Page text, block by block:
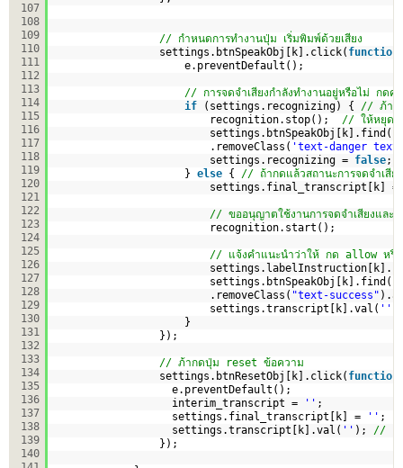
107
108
109
110
111
112
113
114
115
116
117
118
119
120
121
122
123
124
125
126
127
128
129
130
131
132
133
134
135
136
137
138
139
140
// กำหนดการทำงานปุ่ม เริ่มพิมพ์ด้วยเสียง
settings.btnSpeakObj[k].click( function
e.preventDefault();
// การจดจำเสียงกำลังทำงานอยู่หรือไม่ กดค
if
(settings.recognizing) { // ภ้าทำ
recognition.stop(); // ให้หยุดกา
settings.btnSpeakObj[k].find(
.removeClass( 'text-danger
settings.recognizing = false
} else { // ถ้ากดแล้วสถานะการจดจำเสีย
settings.final_transcript[k]
// ขออนุญาตใช้งานการจดจำเสียงและเ
recognition.start();
// แจ้งคำแนะนำว่าให้ กด allow หรือ
settings.btnSpeakObj[k].find(
.removeClass( "text-success"
settings.transcript[k].val( ''
}
});
// ภ้ากดปุ่ม reset ข้อความ
settings.btnResetObj[k].click( function
e.preventDefault();
interim_transcript =
'' ;
settings.final_transcript[k] =
'' ;
settings.transcript[k].val( '' ); // แ
});